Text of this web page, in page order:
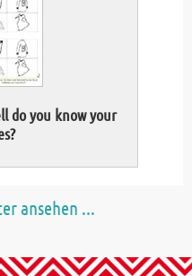
do you know your
ansehen ...